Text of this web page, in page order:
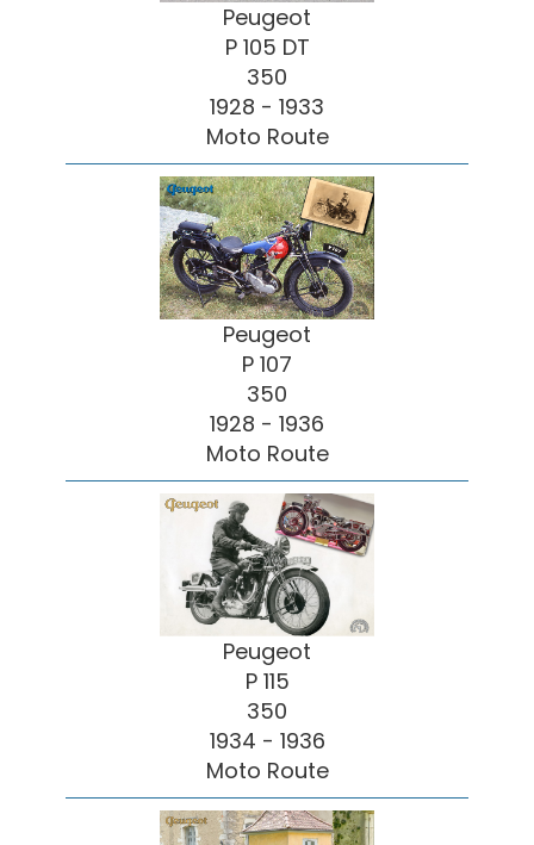
Peugeot
P 105 DT
350
1928 - 1933
Moto Route
Peugeot
P 107
350
1928 - 1936
Moto Route
Peugeot
P 115
350
1934 - 1936
Moto Route